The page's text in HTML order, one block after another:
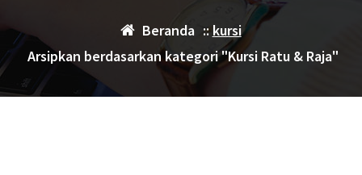
Beranda ::kursi
Arsipkan berdasarkan kategori "Kursi Ratu & Raja"